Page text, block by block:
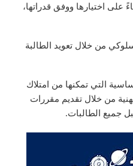
على اختيارها ووفق قدراتها،
من خلال تعويد الطالبة
التي تمكنها من امتلاك
من خلال تقديم مقررات
جميع الطالبات.